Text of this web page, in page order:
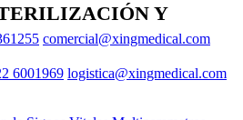
Y
comercial@xingmedical.com
6001969 logistica@xingmedical.com